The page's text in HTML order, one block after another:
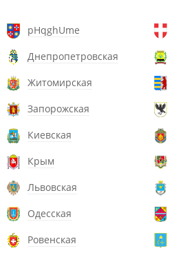
pHqghUme
Днепропетровская
Житомирская
Запорожская
Киевская
Крым
Львовская
Одесская
Ровенская